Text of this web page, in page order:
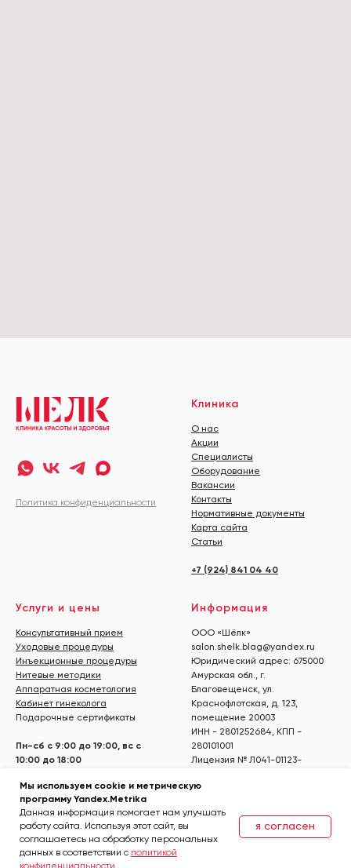
Мы используем cookie и метрическую
программу Yandex.Metrika
Данная информация помогает нам улучшать
работу сайта. Используя этот сайт, вы
соглашаетесь на обработку персональных
данных в соответствии с политикой
я согласен
Политика конфиденциальности
Клиника
О нас
Акции
Специалисты
Оборудование
Вакансии
Контакты
Нормативные документы
Карта сайта
Статьи
+7 (924) 841 04 40
Услуги и цены
Консультативный прием
Уходовые процедуры
Инъекционные процедуры
Нитевые методики
Аппаратная косметология
Кабинет гинеколога
Подарочные сертификаты
Пн-сб с 9:00 до 19:00, вс с
10:00 до 18:00
Информация
ООО «Шёлк»
salon.shelk.blag@yandex.ru
Юридический адрес: 675000
Амурская обл., г.
Благовещенск, ул.
Краснофлотская, д. 123,
помещение 20003
ИНН - 2801252684, КПП -
280101001
Лицензия № Л041-01123-
г.,
здравоохранения Амурской